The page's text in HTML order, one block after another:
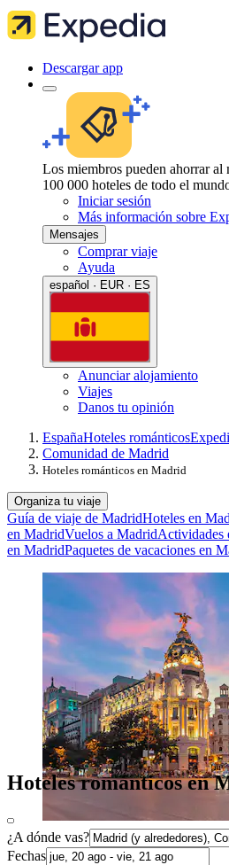
Descargar app
Los miembros pueden ahorrar al
100 000 hoteles de todo el
Iniciar sesión
Más información sobre
Mensajes
Comprar viaje
Ayuda
español · EUR · ES
Anunciar alojamiento
Viajes
Danos tu opinión
EspañaHoteles románticos
Comunidad de Madrid
Hoteles románticos en Madrid
Organiza tu viaje
Guía de viaje de MadridHoteles en
en MadridVuelos a MadridActividades
en MadridPaquetes de vacaciones en
Hoteles románticos en
¿A dónde vas?
Fechas